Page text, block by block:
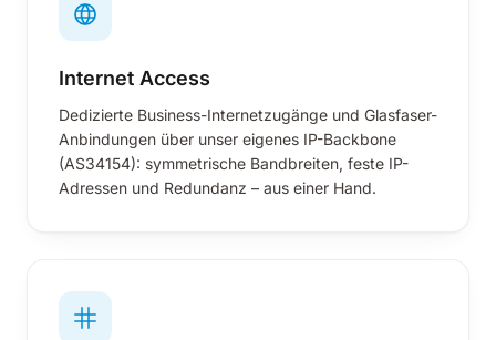
Internet Access
Dedizierte Business-Internetzugänge und Glasfaser-
Anbindungen über unser eigenes IP-Backbone
(AS34154): symmetrische Bandbreiten, feste IP-
Adressen und Redundanz – aus einer Hand.